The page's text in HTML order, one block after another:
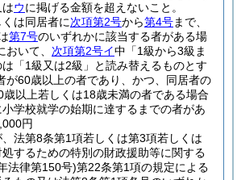
はウに掲げる金額を超えないこと。
は同居者に次項第2号から第4号まで、
第7号のいずれかに該当する者がある場
いて、 次項第2号イ中「1級から3級ま
「1級又は2級」と読み替えるものとす
が60歳以上の者であり、かつ、同居者の
歳以上若しくは18歳未満の者である場合
学校就学の始期に達するまでの者があ
円
法第8条第1項若しくは第3項若しくは
するための特別の財政援助等に関する
法律第150号)第22条第1項の規定による